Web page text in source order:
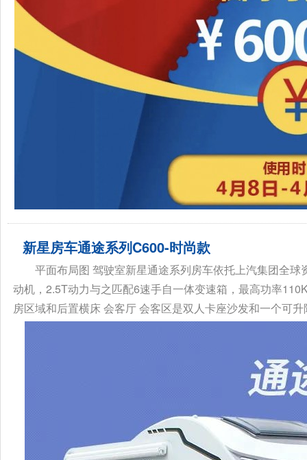
新星房车通途系列C600-时尚款
平面布局图 驾驶室新星通途系列房车依托上汽集团全
动机，2.5T动力与之匹配6速手自一体变速箱，最高功率
房区域和后置横床 会客厅 会客区是双人卡座沙发和一个可